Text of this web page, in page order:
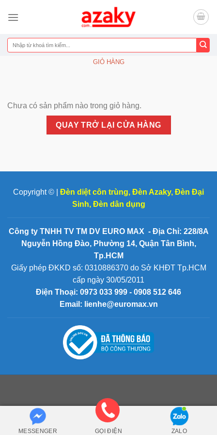
đến
dung
Tìm
kiếm:
GIỎ HÀNG
Chưa có sản phẩm nào trong giỏ hàng.
QUAY TRỞ LẠI CỬA HÀNG
Copyright © | Đèn diệt côn trùng, Đèn Azaky, Đèn Đại
Sinh, Đèn dân dụng
Công ty TNHH TV TM DV EURO MAX - Địa Chỉ: 228/8A
Nguyễn Hồng Đào, Phường 14, Quận Tân Bình,
Tp.HCM
Giấy phép ĐKKD số: 0310886370 do Sở KHĐT Tp.HCM
cấp ngày 30/05/2011
Điện Thoại: 0973 033 999 - 0908 512 646
Email: lienhe@euromax.vn
MESSENGER GỌI ĐIỆN ZALO